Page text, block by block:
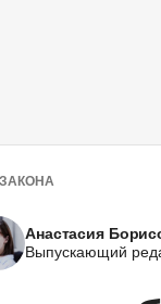
Анастасия
Выпускающий